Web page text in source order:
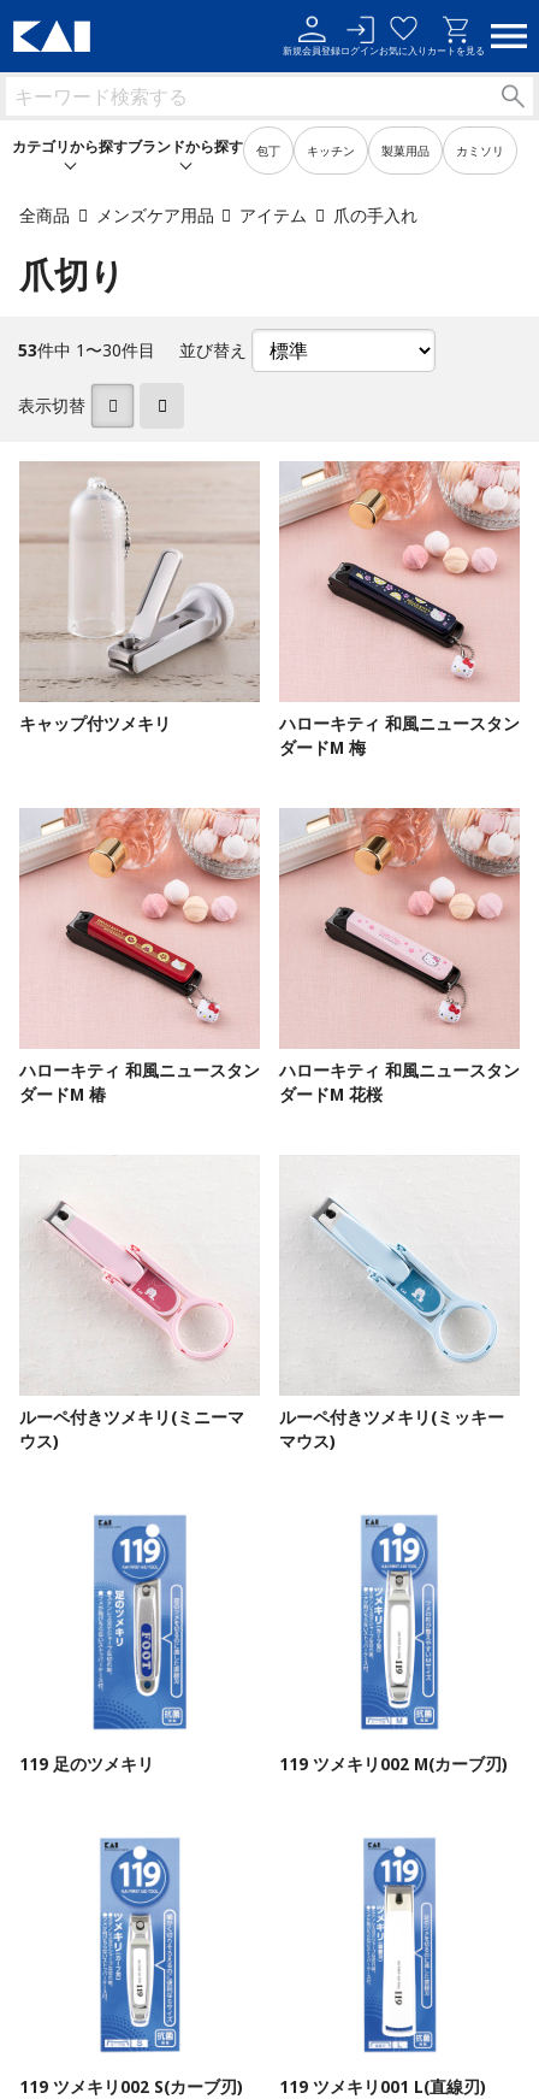
新規会員登録ログインお気に入り カートを見る
カテゴリから探す
キッチン用品
メンズケア用品
身だしなみ用品
裁縫・ソーイング用品
ブランドから探す
キッチン用品
メンズケア用品
身だしなみ用品
裁縫・ソーイング用品
包丁 キッチン 製菓用品 カミソリ
全商品 メンズケア用品 アイテム 爪の手入れ
爪切り
53件中 1〜30件目 並び替え
表示切替
キャップ付ツメキリ
ハローキティ 和風ニュースタン
ダードM 梅
ハローキティ 和風ニュースタン
ダードM 椿
ハローキティ 和風ニュースタン
ダードM 花桜
ルーペ付きツメキリ(ミニーマ
ウス)
ルーペ付きツメキリ(ミッキー
マウス)
119 足のツメキリ 119 ツメキリ002 M(カーブ刃)
119 ツメキリ002 S(カーブ刃) 119 ツメキリ001 L(直線刃)